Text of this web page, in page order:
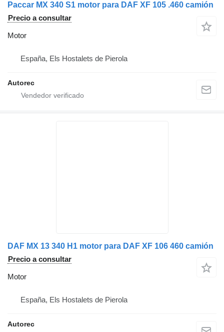
Paccar MX 340 S1 motor para DAF XF 105 .460 camión
Precio a consultar
Motor
España, Els Hostalets de Pierola
Autorec
DAF MX 13 340 H1 motor para DAF XF 106 460 camión
Precio a consultar
Motor
España, Els Hostalets de Pierola
Autorec